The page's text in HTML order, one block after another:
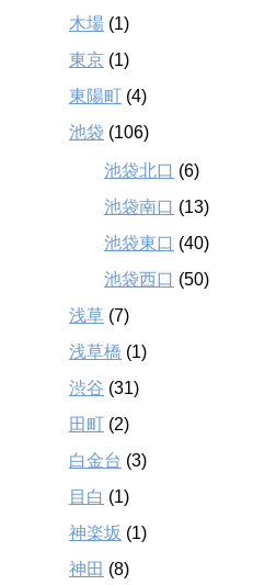
木場 (1)
東京 (1)
東陽町 (4)
池袋 (106)
池袋北口 (6)
池袋南口 (13)
池袋東口 (40)
池袋西口 (50)
浅草 (7)
浅草橋 (1)
渋谷 (31)
田町 (2)
白金台 (3)
目白 (1)
神楽坂 (1)
神田 (8)